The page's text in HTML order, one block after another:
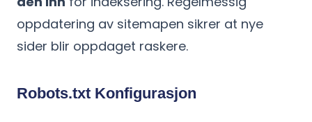
oppdatering av sitemapen sikrer at nye
sider blir oppdaget raskere.
Robots.txt Konfigurasjon